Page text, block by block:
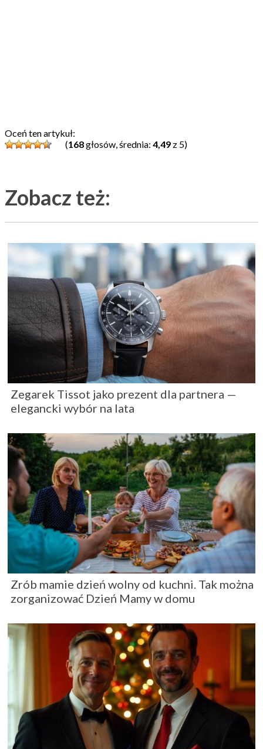
Oceń ten artykuł:
(168głosów, średnia: 4,49 z 5)
Zobacz też:
Zegarek Tissot jako prezent dla partnera —
elegancki wybór na lata
Zrób mamie dzień wolny od kuchni. Tak można
zorganizować Dzień Mamy w domu